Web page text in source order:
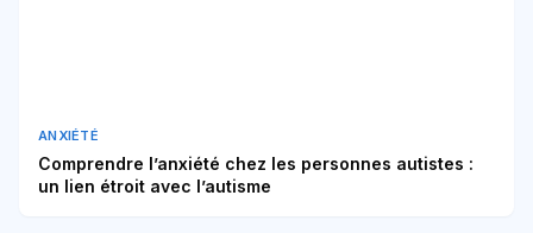
ANXIÉTÉ
Comprendre l’anxiété chez les personnes autistes :
un lien étroit avec l’autisme